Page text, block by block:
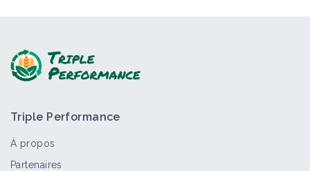
Triple Performance
À propos
Partenaires